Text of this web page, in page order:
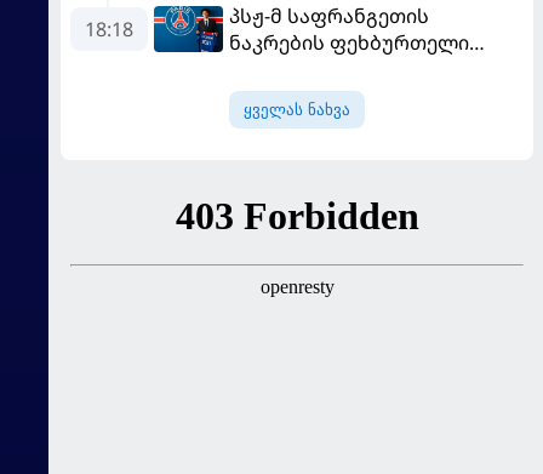
განადგურდა
18:18
პსჟ-მ საფრანგეთის
ნაკრების ფეხბურთელი
ყველას ნახვა